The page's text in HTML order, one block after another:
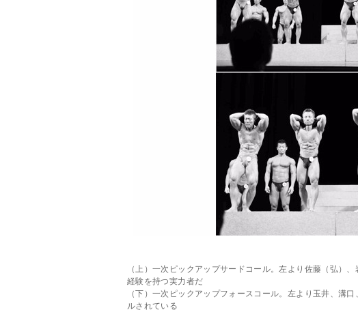
（上）一次ピックアップサードコール。左より佐藤（弘）
経験を持つ実力者だ
（下）一次ピックアップフォースコール。左より玉井、溝
ルされている